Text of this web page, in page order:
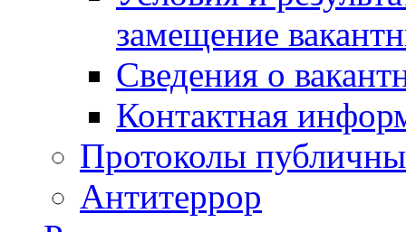
замещение
Сведения о
Контактная
Протоколы
Антитеррор